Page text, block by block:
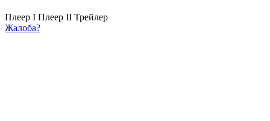
Плеер I Плеер II Трейлер
Жалоба?